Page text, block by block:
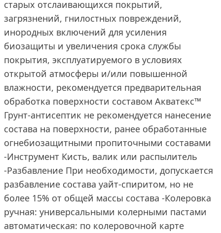
старых отслаивающихся покрытий,
загрязнений, гнилостных повреждений,
инородных включений для усиления
биозащиты и увеличения срока службы
покрытия, эксплуатируемого в условиях
открытой атмосферы и/или повышенной
влажности, рекомендуется предварительная
обработка поверхности составом Акватекс™
Грунт-антисептик не рекомендуется нанесение
состава на поверхности, ранее обработанные
огнебиозащитными пропиточными составами
-Инструмент Кисть, валик или распылитель
-Разбавление При необходимости, допускается
разбавление состава уайт-спиритом, но не
более 15% от общей массы состава -Колеровка
ручная: универсальными колерными пастами
автоматическая: по колеровочной карте